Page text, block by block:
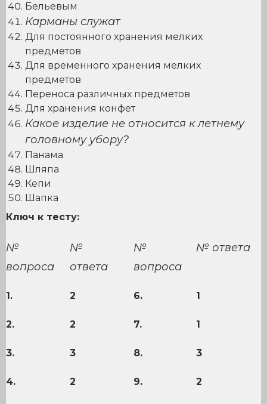
Бельевым
Карманы служат
Для постоянного хранения мелких
предметов
Для временного хранения мелких
предметов
Переноса различных предметов
Для хранения конфет
Какое изделие не относится к летнему
головному убору?
Панама
Шляпа
Кепи
Шапка
Ключ к тесту:
№
вопроса
№
ответа
№
вопроса
№ ответа
1. 2 6. 1
2. 2 7. 1
3. 3 8. 3
4. 2 9. 2